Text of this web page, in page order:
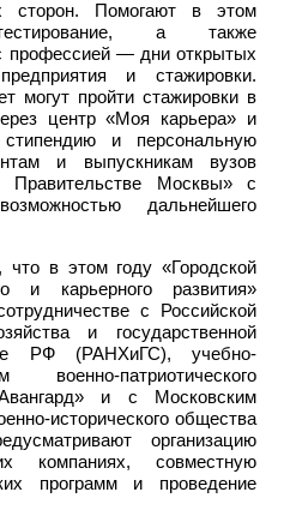
сторон. Помогают в этом
тестирование, а также
профессией — дни открытых
и стажировки.
могут пройти стажировки в
центр «Моя карьера» и
и персональную
и выпускникам вузов
Правительстве Москвы» с
дальнейшего
что в этом году «Городской
и карьерного развития»
с Российской
и государственной
РФ (РАНХиГС), учебно-
патриотического
и с Московским
исторического общества
организацию
компаниях, совместную
программ и проведение